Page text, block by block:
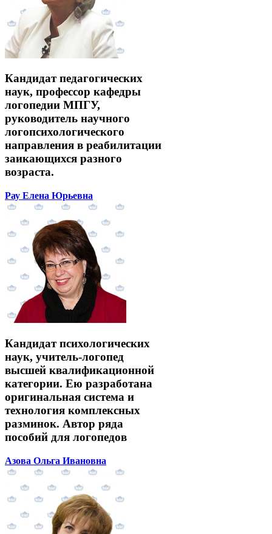
Кандидат педагогических
наук, профессор кафедры
логопедии МПГУ,
руководитель научного
логопсихологического
направления в реабилитации
заикающихся разного
возраста.
Рау Елена Юрьевна
Кандидат психологических
наук, учитель-логопед
высшей квалификационной
категории. Ею разработана
оригинальная система и
технология комплексных
разминок. Автор ряда
пособий для логопедов
Азова Ольга Ивановна